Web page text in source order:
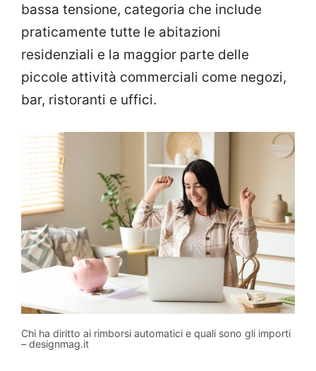
bassa tensione, categoria che include
praticamente tutte le abitazioni
residenziali e la maggior parte delle
piccole attività commerciali come negozi,
bar, ristoranti e uffici.
Chi ha diritto ai rimborsi automatici e quali sono gli importi
– designmag.it